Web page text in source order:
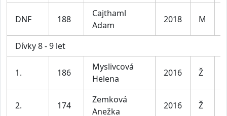
DNF 188
Cajthaml
Adam
2018 M
Dívky 8 - 9 let
1. 186
Myslivcová
Helena
2016 Ž
2. 174
Zemková
Anežka
2016 Ž